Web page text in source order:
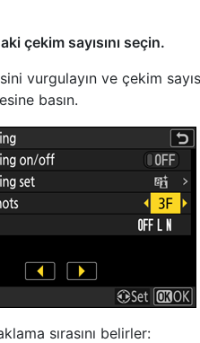
çekim sayısını seçin.
vurgulayın ve çekim
basın.
sırasını belirler: